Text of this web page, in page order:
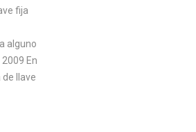
fija
alguno
En
de llave